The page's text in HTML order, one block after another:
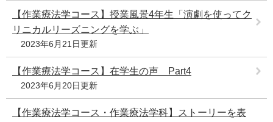
【作業療法学コース】授業風景4年生「演劇を使ってク
リニカルリーズニングを学ぶ」
2023年6月21日更新
【作業療法学コース】在学生の声 Part4
2023年6月20日更新
【作業療法学コース・作業療法学科】ストーリーを表